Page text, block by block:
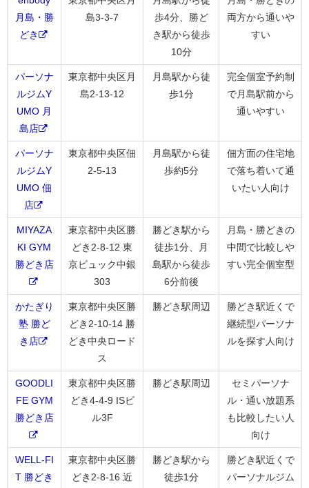
月島・勝
どき
島3-3-7
歩4分、勝ど
き駅から徒歩
10分
両方から通いや
すい
パーソナ
ルジムY
UMO 月
島店
東京都中央区月
島2-13-12
月島駅から徒
歩1分
完全個室予約制
で月島駅前から
通いやすい
パーソナ
ルジムY
UMO 佃
店
東京都中央区佃
2-5-13
月島駅から徒
歩約5分
佃方面の住宅地
で落ち着いて通
いたい人向け
MIYAZA
KI GYM
勝どき店
東京都中央区勝
どき2-8-12 東
京ビュック中銀
303
勝どき駅から
徒歩1分、月
島駅から徒歩
6分前後
月島・勝どきの
中間で比較しや
すい完全個室型
かたぎり
塾 勝ど
き店
東京都中央区勝
どき2-10-14 勝
どき中央ロード
ス
勝どき駅周辺
勝どき駅近くで
継続型パーソナ
ルを探す人向け
GOODLI
FE GYM
勝どき店
東京都中央区勝
どき4-4-9 ISビ
ル3F
勝どき駅周辺
セミパーソナ
ル・通い放題系
も比較したい人
向け
WELL-FI
T 勝どき
東京都中央区勝
どき2-8-16 近
勝どき駅から
徒歩1分
勝どき駅近くで
パーソナルジム